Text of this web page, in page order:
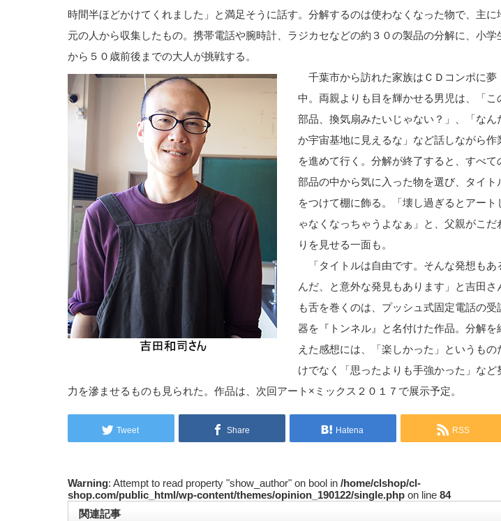
時間半ほどかけてくれました」と満足そうに話す。分解するのは使わなくなった物で、主に
元の人から収集したもの。携帯電話や腕時計、ラジカセなどの約３０の製品の分解に、小学
から５０歳前後までの大人が挑戦する。
千葉市から訪れた家族はＣＤコンポに夢
中。両親よりも目を輝かせる男児は、「こ
部品、換気扇みたいじゃない？」、「なん
か宇宙基地に見えるな」など話しながら作
を進めて行く。分解が終了すると、すべて
部品の中から気に入った物を選び、タイト
をつけて棚に飾る。「壊し過ぎるとアート
ゃなくなっちゃうよなぁ」と、父親がこだ
りを見せる一面も。
「タイトルは自由です。そんな発想もあ
んだ、と意外な発見もあります」と吉田さ
も舌を巻くのは、プッシュ式固定電話の受
器を『トンネル』と名付けた作品。分解を
えた感想には、「楽しかった」というもの
けでなく「思ったよりも手強かった」など
力を滲ませるものも見られた。作品は、次回アート×ミックス２０１７で展示予定。
Tweet Share Hatena RSS
Warning: Attempt to read property "show_author" on bool in /home/clshop/cl-
shop.com/public_html/wp-content/themes/opinion_190122/single.php on line 84
関連記事